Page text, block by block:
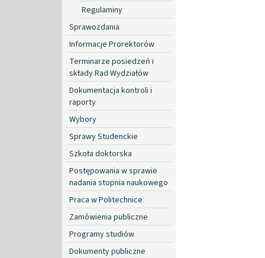
Regulaminy
Sprawozdania
Informacje Prorektorów
Terminarze posiedzeń i
składy Rad Wydziałów
Dokumentacja kontroli i
raporty
Wybory
Sprawy Studenckie
Szkoła doktorska
Postępowania w sprawie
nadania stopnia naukowego
Praca w Politechnice
Zamówienia publiczne
Programy studiów
Dokumenty publiczne